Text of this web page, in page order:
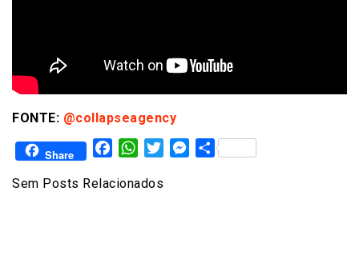
FONTE: @collapseagency
Share FacebookWhatsAppTwitterMessenger
Share
Sem Posts Relacionados